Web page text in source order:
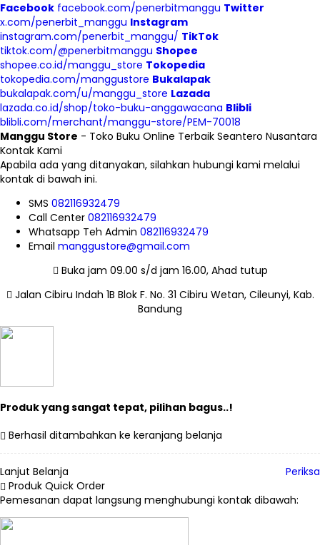
Facebook facebook.com/penerbitmanggu Twitter
x.com/penerbit_manggu Instagram
instagram.com/penerbit_manggu/ TikTok
tiktok.com/@penerbitmanggu Shopee
shopee.co.id/manggu_store Tokopedia
tokopedia.com/manggustore Bukalapak
bukalapak.com/u/manggu_store Lazada
lazada.co.id/shop/toko-buku-anggawacana Blibli
blibli.com/merchant/manggu-store/PEM-70018
Manggu Store - Toko Buku Online Terbaik Seantero Nusantara
Kontak Kami
Apabila ada yang ditanyakan, silahkan hubungi kami melalui
kontak di bawah ini.
SMS 082116932479
Call Center 082116932479
Whatsapp Teh Admin 082116932479
Email manggustore@gmail.com
Buka jam 09.00 s/d jam 16.00, Ahad tutup
Jalan Cibiru Indah 1B Blok F. No. 31 Cibiru Wetan, Cileunyi, Kab.
Bandung
Produk yang sangat tepat, pilihan bagus..!
Berhasil ditambahkan ke keranjang belanja
Lanjut Belanja
Periksa
Produk Quick Order
Pemesanan dapat langsung menghubungi kontak dibawah: